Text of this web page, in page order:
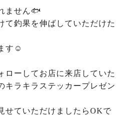
ません🐟
て釣果を伸ばしていただけた
す☺️
ローしてお店に来店していた
キラキラステッカープレゼン
せていただけましたらOKで